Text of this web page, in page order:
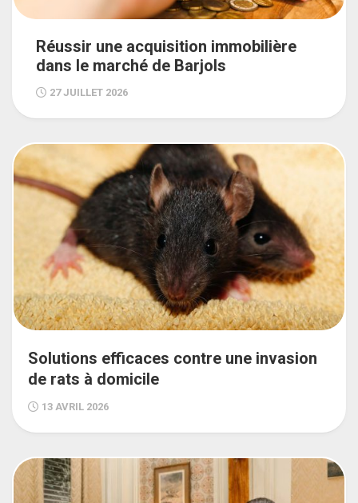
Réussir une acquisition immobilière
dans le marché de Barjols
27 JUILLET 2026
Solutions efficaces contre une invasion
de rats à domicile
13 AVRIL 2026